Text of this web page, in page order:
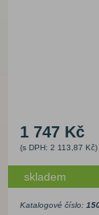
1 747 Kč
(s DPH: 2 113,87 Kč)
skladem
Katalogové číslo: